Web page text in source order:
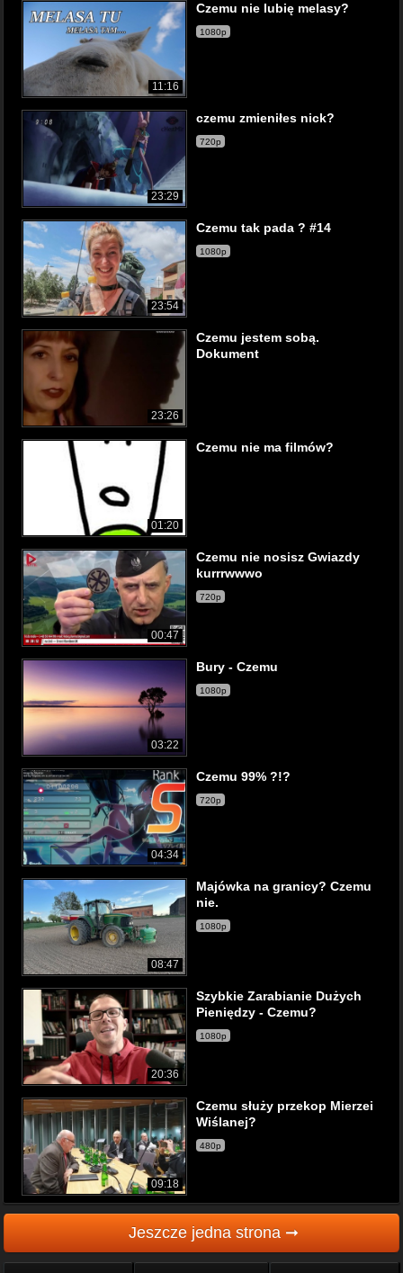
11:16
Czemu nie lubię melasy?
1080p
23:29
czemu zmieniłes nick?
720p
23:54
Czemu tak pada ? #14
1080p
23:26
Czemu jestem sobą.
Dokument
01:20
Czemu nie ma filmów?
00:47
Czemu nie nosisz Gwiazdy
kurrrwwwo
720p
03:22
Bury - Czemu
1080p
04:34
Czemu 99% ?!?
720p
08:47
Majówka na granicy? Czemu
nie.
1080p
20:36
Szybkie Zarabianie Dużych
Pieniędzy - Czemu?
1080p
09:18
Czemu służy przekop Mierzei
Wiślanej?
480p
Jeszcze jedna strona ➞